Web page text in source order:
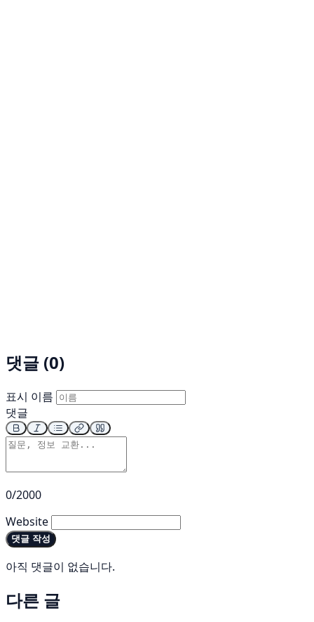
댓글 (0)
표시 이름
댓글
0/2000
Website
댓글 작성
아직 댓글이 없습니다.
다른 글